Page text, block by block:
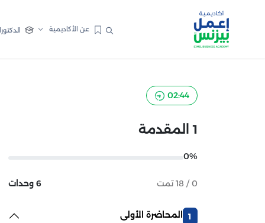
عن الأكاديمية
02:44
1 المقدمة
0%
0 / 18 تمت 6 وحدات
1 المحاضرة الأولى